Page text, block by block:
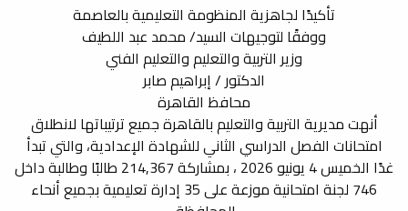
التنسيق الالكتروني لرياض استخراج بيان نجاح
نتيجة الشهادة الاعدادية
تأكيدًا لجاهزية المنظومة التعليمية بالعاصمة
ووفقًا لتوجيهات السيد/ محمد عبد اللطيف
وزير التربية والتعليم والتعليم الفني
الدكتور / إبراهيم صابر
محافظ القاهرة
أنهت مديرية التربية والتعليم بالقاهرة جميع ترتيباتها لانطلاق
امتحانات الفصل الدراسي الثاني للشهادة الإعدادية، والتي تبدأ
غدًا الخميس 4 يونيو 2026 ، بمشاركة 214,367 طالبًا وطالبة داخل
746 لجنة امتحانية موزعة على 35 إدارة تعليمية بجميع أنحاء